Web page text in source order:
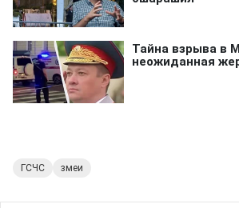
ГСЧС змеи